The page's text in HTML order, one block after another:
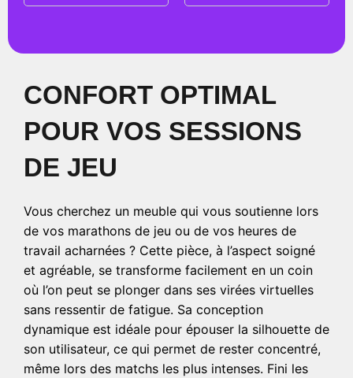
CONFORT OPTIMAL
POUR VOS SESSIONS
DE JEU
Vous cherchez un meuble qui vous soutienne lors
de vos marathons de jeu ou de vos heures de
travail acharnées ? Cette pièce, à l’aspect soigné
et agréable, se transforme facilement en un coin
où l’on peut se plonger dans ses virées virtuelles
sans ressentir de fatigue. Sa conception
dynamique est idéale pour épouser la silhouette de
son utilisateur, ce qui permet de rester concentré,
même lors des matchs les plus intenses. Fini les